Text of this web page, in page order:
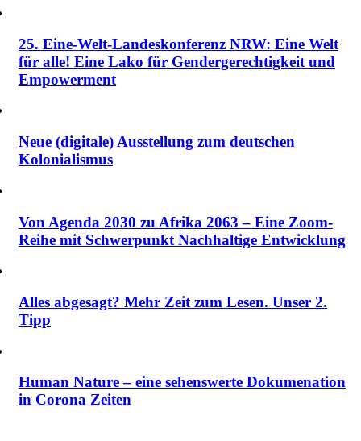
25. Eine-Welt-Landeskonferenz NRW: Eine Welt
für alle! Eine Lako für Gendergerechtigkeit und
Empowerment
Neue (digitale) Ausstellung zum deutschen
Kolonialismus
Von Agenda 2030 zu Afrika 2063 – Eine Zoom-
Reihe mit Schwerpunkt Nachhaltige Entwicklung
Alles abgesagt? Mehr Zeit zum Lesen. Unser 2.
Tipp
Human Nature – eine sehenswerte Dokumenation
in Corona Zeiten